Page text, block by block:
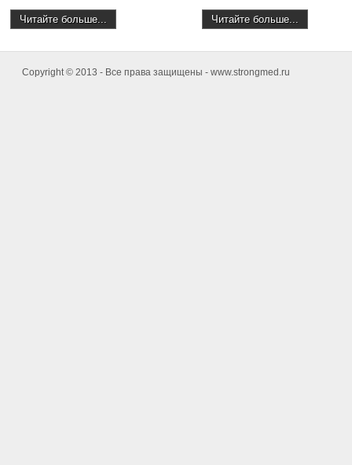
Читайте больше... Читайте больше...
Copyright © 2013 - Все права защищены - www.strongmed.ru